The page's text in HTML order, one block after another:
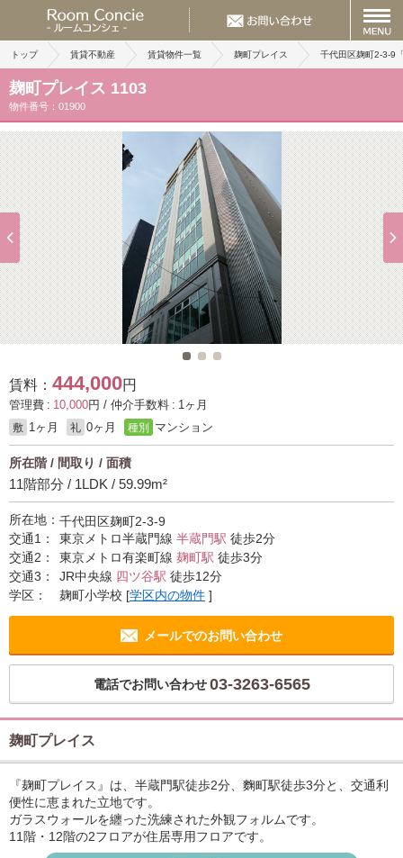
トップ 賃貸不動産 賃貸物件一覧 麹町プレイス 千代田区麹町2-3-9
麹町プレイス 1103
物件番号：01900
賃料： 444,000円
管理費 : 10,000円 / 仲介手数料 : 1ヶ月
敷 1ヶ月 礼 0ヶ月 種別 マンション
所在階 / 間取り / 面積
11階部分 / 1LDK / 59.99m²
所在地： 千代田区麹町2-3-9
交通1：
東京メトロ半蔵門線 半蔵門駅 徒歩2分
交通2：
東京メトロ有楽町線 麹町駅 徒歩3分
交通3：
JR中央線 四ツ谷駅 徒歩12分
学区：
麹町小学校 [学区内の物件 ]
メールでのお問い合わせ
電話でお問い合わせ 03-3263-6565
麹町プレイス
『麹町プレイス』は、半蔵門駅徒歩2分、麴町駅徒歩3分と、交通利
便性に恵まれた立地です。
ガラスウォールを纏った洗練された外観フォルムです。
11階・12階の2フロアが住居専用フロアです。
近隣にスーパーやコンビニが複数ありますのでお買物便利です。